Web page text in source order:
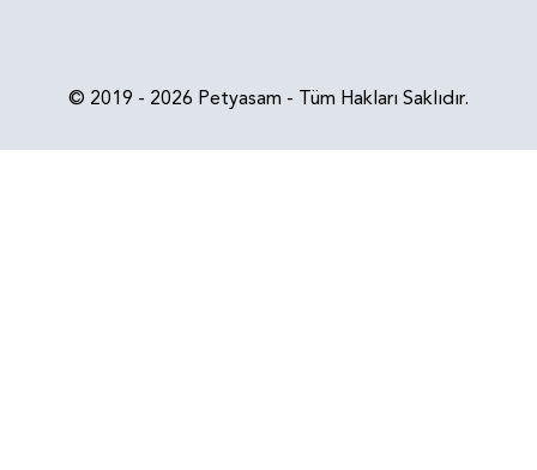
© 2019 - 2026 Petyasam - Tüm Hakları Saklıdır.